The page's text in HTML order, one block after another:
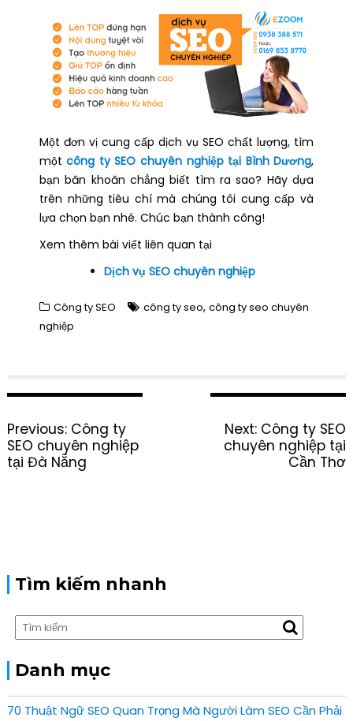
Một đơn vị cung cấp dịch vụ SEO chất lượng, tìm
mộtcông ty SEO chuyên nghiệp tại Bình Dương,
bạn băn khoăn chẳng biết tìm ra sao? Hãy dựa
trên những tiêu chí mà chúng tôi cung cấp và
lựa chọn bạn nhé. Chúc bạn thành công!
Xem thêm bài viết liên quan tại
Dịch vụ SEO chuyên nghiệp
Công ty SEO công ty seo, công ty seo chuyên
nghiệp
o
s
t
a
t
n
Previous: P
r
e
o
s
t
Công ty
SEO chuyên nghiệp
tại Đà Nẵng
Next: N
e
Công ty SEO
chuyên nghiệp tại
Cần Thơ
Tìm kiếm nhanh
Danh mục
70 Thuật Ngữ SEO Quan Trọng Mà Người Làm SEO Cần Phải